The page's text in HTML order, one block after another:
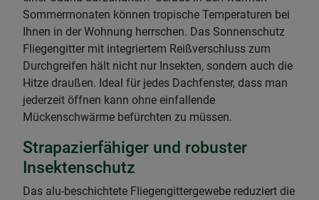
Sommermonaten können tropische Temperaturen bei
Ihnen in der Wohnung herrschen. Das Sonnenschutz
Fliegengitter mit integriertem Reißverschluss zum
Durchgreifen hält nicht nur Insekten, sondern auch die
Hitze draußen. Ideal für jedes Dachfenster, dass man
jederzeit öffnen kann ohne einfallende
Mückenschwärme befürchten zu müssen.
Strapazierfähiger und robuster
Insektenschutz
Das alu-beschichtete Fliegengittergewebe reduziert die